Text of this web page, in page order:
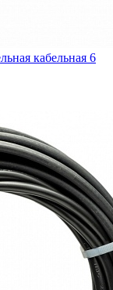
кабельная 6